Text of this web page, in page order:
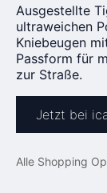
Ausgestellte
ultraweichen
Kniebeugen
Passform für
zur Straße.
Jetzt bei
Alle Shopping